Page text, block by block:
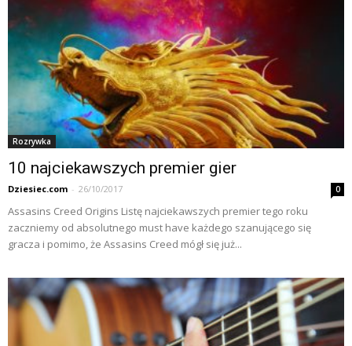
Rozrywka
10 najciekawszych premier gier
Dziesiec.com - 26/10/2017 0
Assasins Creed Origins Listę najciekawszych premier tego roku
zaczniemy od absolutnego must have każdego szanującego się
gracza i pomimo, że Assasins Creed mógł się już...